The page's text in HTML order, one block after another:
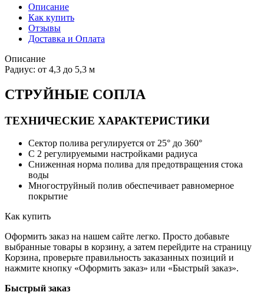
Описание
Как купить
Отзывы
Доставка и Оплата
Описание
Радиус: от 4,3 до 5,3 м
СТРУЙНЫЕ СОПЛА
ТЕХНИЧЕСКИЕ ХАРАКТЕРИСТИКИ
Сектор полива регулируется от 25° до 360°
С 2 регулируемыми настройками радиуса
Сниженная норма полива для предотвращения стока
воды
Многоструйный полив обеспечивает равномерное
покрытие
Как купить
Оформить заказ на нашем сайте легко. Просто добавьте
выбранные товары в корзину, а затем перейдите на страницу
Корзина, проверьте правильность заказанных позиций и
нажмите кнопку «Оформить заказ» или «Быстрый заказ».
Быстрый заказ